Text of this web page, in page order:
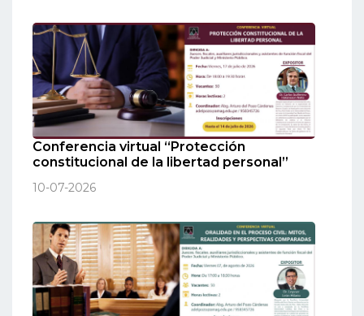
Conferencia virtual “Protección
constitucional de la libertad personal”
10-07-2026